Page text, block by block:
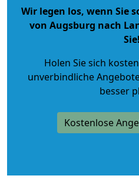
Wir legen los, wenn Sie
von Augsburg nach
Sie!
Holen Sie sich
unverbindliche
besser
Kostenlose